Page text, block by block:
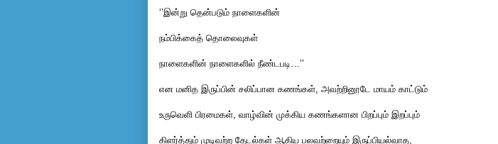
‘’இன்று தென்படும் நாளைகளின்
நம்பிக்கைத் தொலைவுகள்
நாளைகளின் நாளைகளில் நீண்டபடி…’’
என மனித இருப்பின் சலிப்பான கணங்கள், அவற்றினூடே மாயம் காட்டும்
உருவெளி பிரமைகள், வாழ்வின் முக்கிய கணங்களான பிறப்பும் இறப்பும்
கிளர்த்தும் முடிவற்ற தேடல்கள் ஆகிய பலவற்றையும் இருப்பியல்வாத,